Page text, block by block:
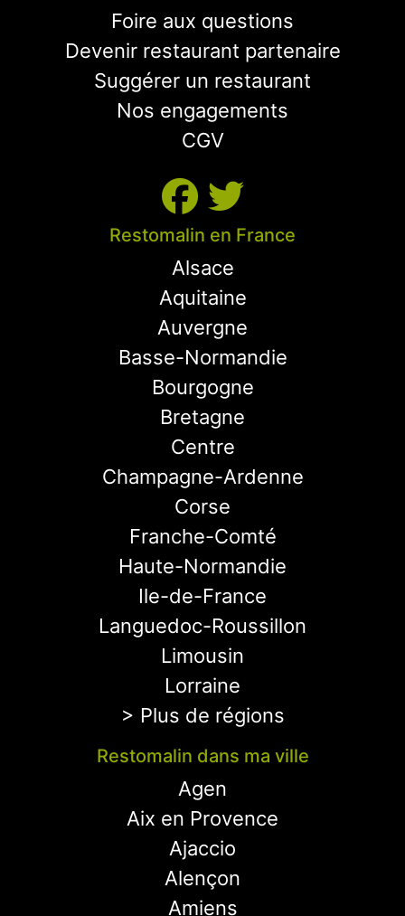
Foire aux questions
Devenir restaurant partenaire
Suggérer un restaurant
Nos engagements
CGV
Restomalin en France
Alsace
Aquitaine
Auvergne
Basse-Normandie
Bourgogne
Bretagne
Centre
Champagne-Ardenne
Corse
Franche-Comté
Haute-Normandie
Ile-de-France
Languedoc-Roussillon
Limousin
Lorraine
> Plus de régions
Restomalin dans ma ville
Agen
Aix en Provence
Ajaccio
Alençon
Amiens